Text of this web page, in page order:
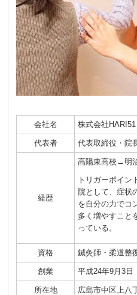
会社名 株式会社HARI51
代表者 代表取締役・院
経歴
高陽東高校→明
トリガーポイン
院として、症状
を自分の力でコ
多く増やすこと
っている。
資格 鍼灸師・柔道整
創業 平成24年9月3日
所在地 広島市中区上八